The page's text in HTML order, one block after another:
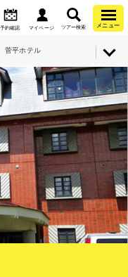
予約確認 マイページ ツアー検索 メニュー
菅平ホテル